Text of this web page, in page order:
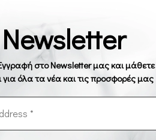
Newsletter
στο Newsletter μας και μάθετε
για όλα τα νέα και τις προσφορές μας